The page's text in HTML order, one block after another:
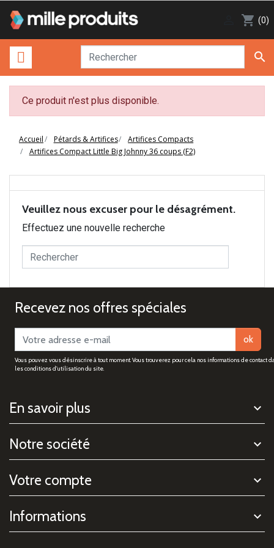
shopping_cart (0)

Ce produit n'est plus disponible.
Accueil Pétards & Artifices
Artifices Compacts
Artifices Compact Little Big Johnny 36 coups (F2)
Veuillez nous excuser pour le désagrément.
Effectuez une nouvelle recherche
Recevez nos offres spéciales
ok
Vous pouvez vous désinscrire à tout moment. Vous trouverez pour cela nos informations de contact
les conditions d'utilisation du site.
En savoir plus
Notre société
Votre compte
Informations